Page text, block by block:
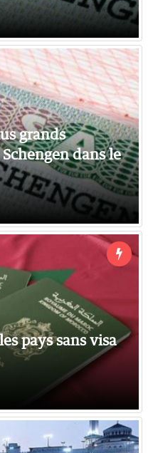
grands
dans le
pays sans visa